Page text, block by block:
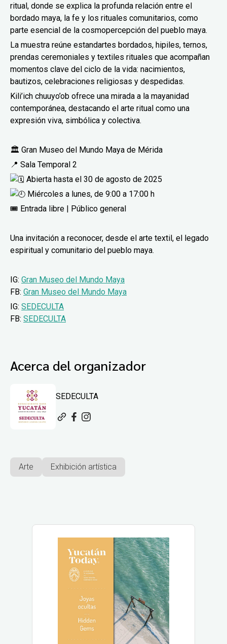
ritual, donde se explica la profunda relación entre el
bordado maya, la fe y los rituales comunitarios, como
parte esencial de la cosmopercepción del pueblo maya.
La muestra reúne estandartes bordados, hipiles, ternos,
prendas ceremoniales y textiles rituales que acompañan
momentos clave del ciclo de la vida: nacimientos,
bautizos, celebraciones religiosas y despedidas.
Kili’ich chuuyo’ob ofrece una mirada a la mayanidad
contemporánea, destacando el arte ritual como una
expresión viva, simbólica y colectiva.
🏛 Gran Museo del Mundo Maya de Mérida
📍 Sala Temporal 2
Abierta hasta el 30 de agosto de 2025
Miércoles a lunes, de 9:00 a 17:00 h
🎟 Entrada libre | Público general
Una invitación a reconocer, desde el arte textil, el legado
espiritual y comunitario del pueblo maya.
IG: Gran Museo del Mundo Maya
FB: Gran Museo del Mundo Maya
IG: SEDECULTA
FB: SEDECULTA
Acerca del organizador
SEDECULTA
Arte Exhibición artística